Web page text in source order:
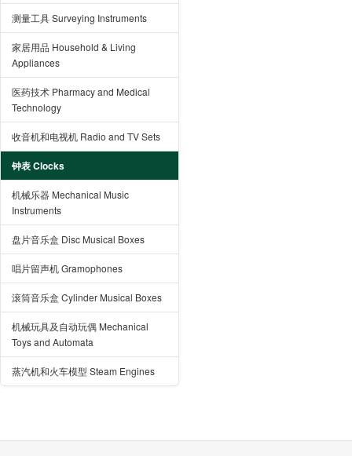
测量工具 Surveying Instruments
家居用品 Household & Living
Appliances
医药技术 Pharmacy and Medical
Technology
收音机和电视机 Radio and TV Sets
钟表 Clocks
机械乐器 Mechanical Music
Instruments
盘片音乐盒 Disc Musical Boxes
唱片留声机 Gramophones
滚筒音乐盒 Cylinder Musical Boxes
机械玩具及自动玩偶 Mechanical
Toys and Automata
蒸汽机和火车模型 Steam Engines